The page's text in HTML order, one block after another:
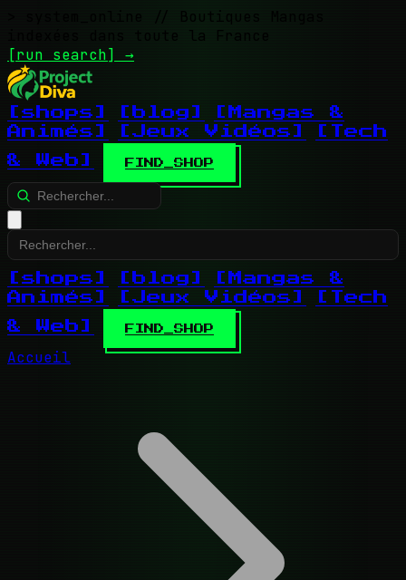
// Boutiques Mangas
indexées dans toute la France
[run search] →
[shops] [blog]
[Mangas &
Animés]
[Jeux Vidéos]
[Tech
& Web]
FIND_SHOP
[shops] [blog]
[Mangas &
Animés]
[Jeux Vidéos]
[Tech
& Web]
FIND_SHOP
Accueil